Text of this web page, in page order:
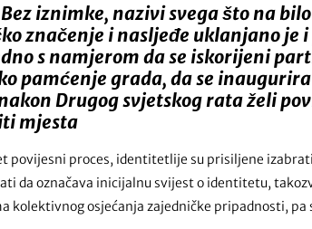
iznimke, nazivi svega što na
značenje i nasljeđe uklanjano je
s namjerom da se iskorijeni
pamćenje grada, da se
Drugog svjetskog rata želi
mjesta
povijesni proces, identitetlije su prisiljene
da označava inicijalnu svijest o identitetu,
kolektivnog osjećanja zajedničke pripadnosti,